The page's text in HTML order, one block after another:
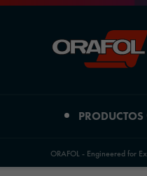
PRODUCTOS
ORAFOL - Engineered for